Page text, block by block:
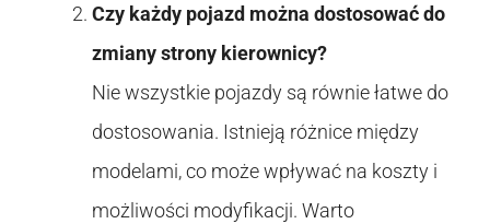
Czy każdy pojazd można dostosować do
zmiany strony kierownicy?
Nie wszystkie pojazdy są równie łatwe do
dostosowania. Istnieją różnice między
modelami, co może wpływać na koszty i
możliwości modyfikacji. Warto